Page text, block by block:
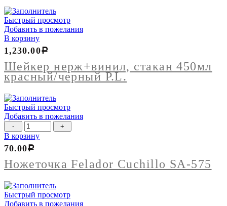
А2,
ширина
лезвия
150мм
вес
Быстрый просмотр
Добавить в пожелания
В корзину
Шейкер нерж+винил, стакан 450мл
красный/черный P.L.
1,230.00Р
Быстрый просмотр
Добавить в пожелания
Количество
товара
Ножеточка
Felador
Cuchillo
SA-
В корзину
Ножеточка Felador Cuchillo SA-575
70.00Р
Быстрый просмотр
Добавить в пожелания